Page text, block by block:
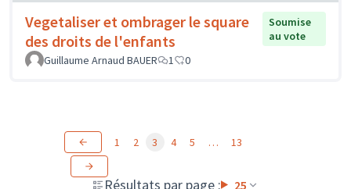
Vegetaliser et ombrager le square
des droits de l'enfants
Soumise
au vote
Guillaume Arnaud BAUER
1 0
Résultats par page : 25
1 2 3 4 5 … 13